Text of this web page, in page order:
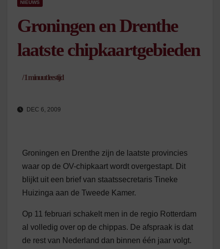
NIEUWS
Groningen en Drenthe
laatste chipkaartgebieden
/1 minuut leestijd
DEC 6, 2009
Groningen en Drenthe zijn de laatste provincies
waar op de OV-chipkaart wordt overgestapt. Dit
blijkt uit een brief van staatssecretaris Tineke
Huizinga aan de Tweede Kamer.
Op 11 februari schakelt men in de regio Rotterdam
al volledig over op de chippas. De afspraak is dat
de rest van Nederland dan binnen één jaar volgt.